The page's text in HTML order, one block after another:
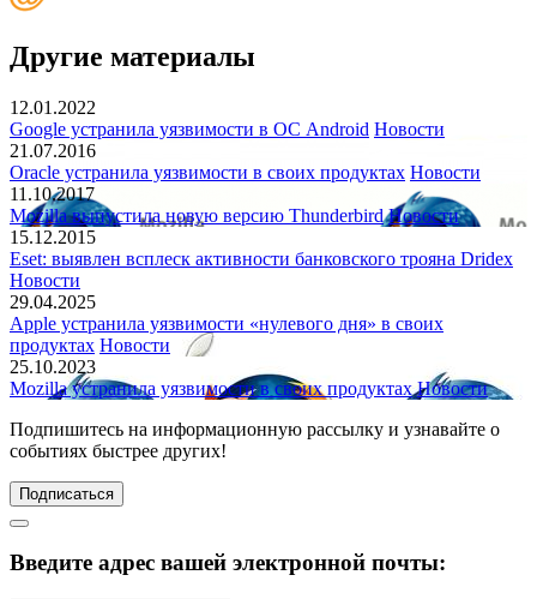
Другие материалы
12.01.2022
Google устранила уязвимости в ОС Android Новости
21.07.2016
Oracle устранила уязвимости в своих продуктах Новости
11.10.2017
Mozilla выпустила новую версию Thunderbird Новости
15.12.2015
Eset: выявлен всплеск активности банковского трояна Dridex
Новости
29.04.2025
Apple устранила уязвимости «нулевого дня» в своих
продуктах Новости
25.10.2023
Mozilla устранила уязвимости в своих продуктах Новости
Подпишитесь на информационную рассылку и узнавайте о
событиях быстрее других!
Подписаться
Введите адрес вашей электронной почты: